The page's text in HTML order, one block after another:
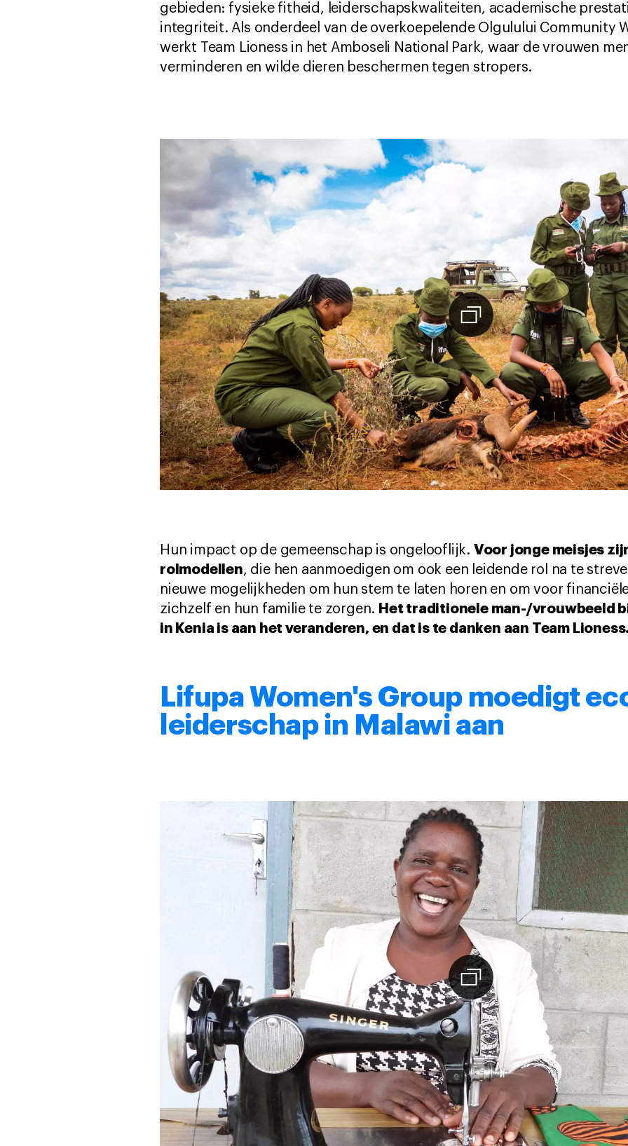
gebieden: fysieke fitheid, leiderschapskwaliteiten, academische
integriteit. Als onderdeel van de overkoepelende Olgulului Community
werkt Team Lioness in het Amboseli National Park, waar de vrouwen
verminderen en wilde dieren beschermen tegen stropers.
Hun impact op de gemeenschap is ongelooflijk. Voor jonge meisjes
rolmodellen, die hen aanmoedigen om ook een leidende rol na te
nieuwe mogelijkheden om hun stem te laten horen en om voor
zichzelf en hun familie te zorgen. Het traditionele man-/vrouwbeeld
in Kenia is aan het veranderen, en dat is te danken aan Team Lioness.
Lifupa Women's Group moedigt
leiderschap in Malawi aan